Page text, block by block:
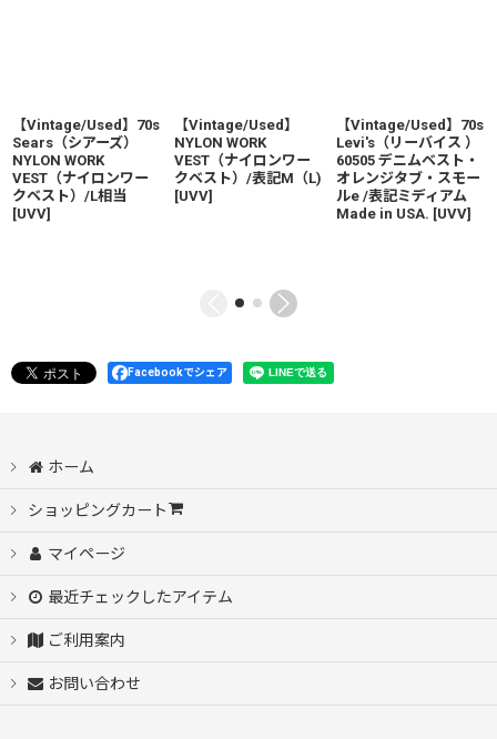
【Vintage/Used】70s
Sears（シアーズ）
NYLON WORK
VEST（ナイロンワー
クベスト）/L相当
[UVV]
【Vintage/Used】
NYLON WORK
VEST（ナイロンワー
クベスト）/表記M（L)
[UVV]
【Vintage/Used】70s
Levi's（リーバイス ）
60505 デニムベスト・
オレンジタブ・スモー
ルe /表記ミディアム
Made in USA. [UVV]
Facebookでシェア
ホーム
ショッピングカート
マイページ
最近チェックしたアイテム
ご利用案内
お問い合わせ